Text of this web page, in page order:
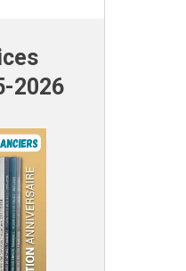
2026